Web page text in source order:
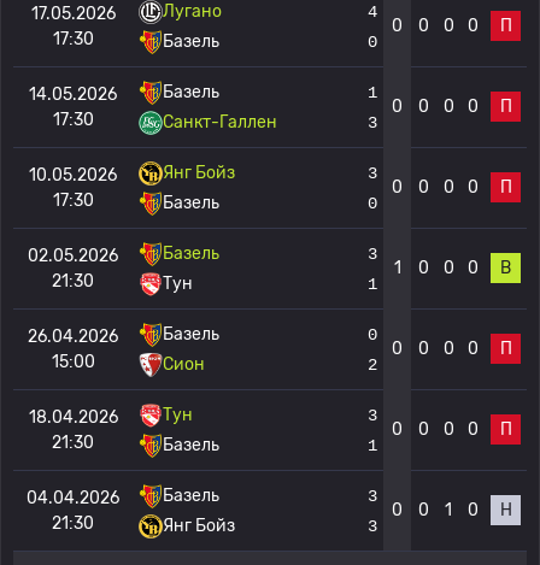
17.05.2026
17:30
Лугано
Базель
4
0
0 0 0 0 П
14.05.2026
17:30
Базель
Санкт-Галлен
1
3
0 0 0 0 П
10.05.2026
17:30
Янг Бойз
Базель
3
0
0 0 0 0 П
02.05.2026
21:30
Базель
Тун
3
1
1 0 0 0 В
26.04.2026
15:00
Базель
Сион
0
2
0 0 0 0 П
18.04.2026
21:30
Тун
Базель
3
1
0 0 0 0 П
04.04.2026
21:30
Базель
Янг Бойз
3
3
0 0 1 0 Н